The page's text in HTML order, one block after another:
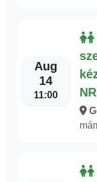
Aug
14
11:00